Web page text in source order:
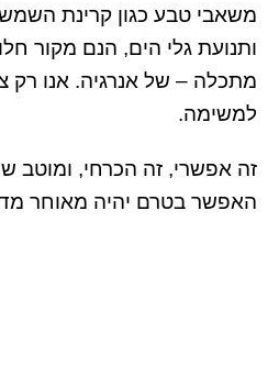
משאבי טבע כגון קרינת
ותנועת גלי הים, הנם מקור
מתכלה – של אנרגיה. אנו רק
למשימה.
זה אפשרי, זה הכרחי, ומוטב
האפשר בטרם יהיה מאוחר